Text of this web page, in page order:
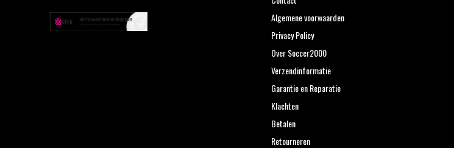
Algemene voorwaarden
Privacy Policy
Over Soccer2000
Verzendinformatie
Garantie en Reparatie
Klachten
Betalen
Retourneren